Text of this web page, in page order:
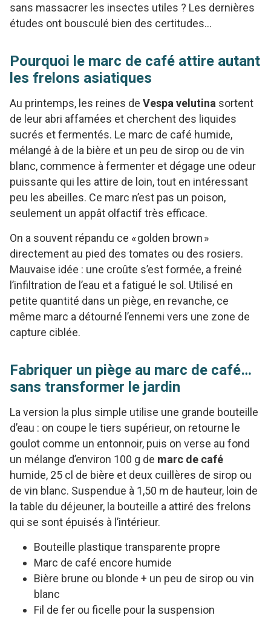
sans massacrer les insectes utiles ? Les dernières
études ont bousculé bien des certitudes…
Pourquoi le marc de café attire autant
les frelons asiatiques
Au printemps, les reines de Vespa velutina sortent
de leur abri affamées et cherchent des liquides
sucrés et fermentés. Le marc de café humide,
mélangé à de la bière et un peu de sirop ou de vin
blanc, commence à fermenter et dégage une odeur
puissante qui les attire de loin, tout en intéressant
peu les abeilles. Ce marc n’est pas un poison,
seulement un appât olfactif très efficace.
On a souvent répandu ce « golden brown »
directement au pied des tomates ou des rosiers.
Mauvaise idée : une croûte s’est formée, a freiné
l’infiltration de l’eau et a fatigué le sol. Utilisé en
petite quantité dans un piège, en revanche, ce
même marc a détourné l’ennemi vers une zone de
capture ciblée.
Fabriquer un piège au marc de café…
sans transformer le jardin
La version la plus simple utilise une grande bouteille
d’eau : on coupe le tiers supérieur, on retourne le
goulot comme un entonnoir, puis on verse au fond
un mélange d’environ 100 g de marc de café
humide, 25 cl de bière et deux cuillères de sirop ou
de vin blanc. Suspendue à 1,50 m de hauteur, loin de
la table du déjeuner, la bouteille a attiré des frelons
qui se sont épuisés à l’intérieur.
Bouteille plastique transparente propre
Marc de café encore humide
Bière brune ou blonde + un peu de sirop ou vin
blanc
Fil de fer ou ficelle pour la suspension